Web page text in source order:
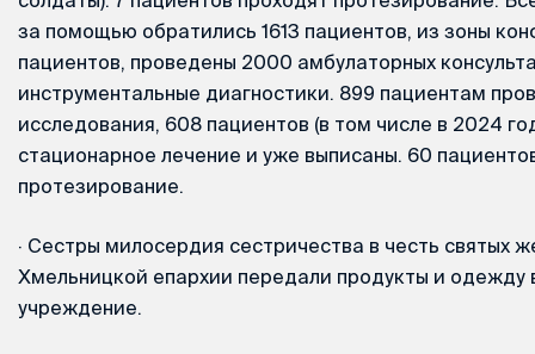
за помощью обратились 1613 пациентов, из зоны
пациентов, проведены 2000 амбулаторных
инструментальные диагностики. 899 пациентам
исследования, 608 пациентов (в том числе в 2024
стационарное лечение и уже выписаны. 60
протезирование.
· Сестры милосердия сестричества в честь святых
Хмельницкой епархии передали продукты и одежду
учреждение.